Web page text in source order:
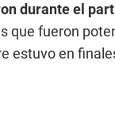
durante el
que fueron
estuvo en